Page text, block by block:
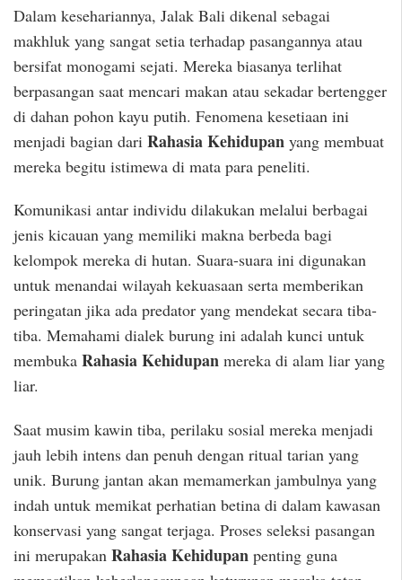
Dalam kesehariannya, Jalak Bali dikenal sebagai
makhluk yang sangat setia terhadap pasangannya atau
bersifat monogami sejati. Mereka biasanya terlihat
berpasangan saat mencari makan atau sekadar bertengger
di dahan pohon kayu putih. Fenomena kesetiaan ini
menjadi bagian dari Rahasia Kehidupan yang membuat
mereka begitu istimewa di mata para peneliti.
Komunikasi antar individu dilakukan melalui berbagai
jenis kicauan yang memiliki makna berbeda bagi
kelompok mereka di hutan. Suara-suara ini digunakan
untuk menandai wilayah kekuasaan serta memberikan
peringatan jika ada predator yang mendekat secara tiba-
tiba. Memahami dialek burung ini adalah kunci untuk
membuka Rahasia Kehidupan mereka di alam liar yang
liar.
Saat musim kawin tiba, perilaku sosial mereka menjadi
jauh lebih intens dan penuh dengan ritual tarian yang
unik. Burung jantan akan memamerkan jambulnya yang
indah untuk memikat perhatian betina di dalam kawasan
konservasi yang sangat terjaga. Proses seleksi pasangan
ini merupakan Rahasia Kehidupan penting guna